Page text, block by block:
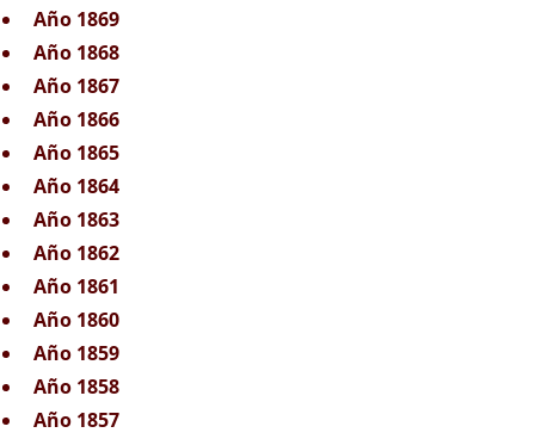
Año 1869
Año 1868
Año 1867
Año 1866
Año 1865
Año 1864
Año 1863
Año 1862
Año 1861
Año 1860
Año 1859
Año 1858
Año 1857